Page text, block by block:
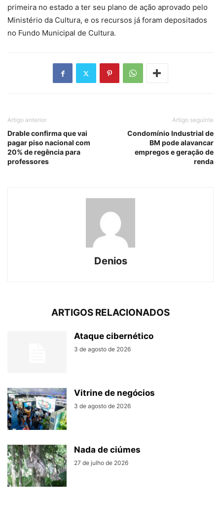
primeira no estado a ter seu plano de ação aprovado pelo
Ministério da Cultura, e os recursos já foram depositados
no Fundo Municipal de Cultura.
Artigo anterior
Drable confirma que vai
pagar piso nacional com
20% de regência para
professores
Artigo seguinte
Condomínio Industrial de
BM pode alavancar
empregos e geração de
renda
Denios
ARTIGOS RELACIONADOS
Ataque cibernético
3 de agosto de 2026
Vitrine de negócios
3 de agosto de 2026
Nada de ciúmes
27 de julho de 2026